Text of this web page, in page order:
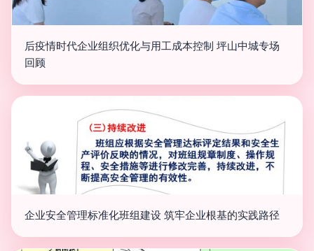
后疫情时代企业组织优化与用工成本控制 坪山中城专场
回顾
企业安全管理标准化班组建设 筑牢企业根基的实践路径